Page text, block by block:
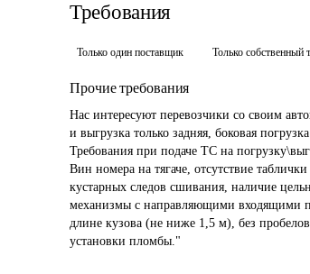
Требования
Только один поставщик Только собственный
Прочие требования
Нас интересуют перевозчики со своим
и выгрузка только задняя, боковая
Требования при подаче ТС на
Вин номера на тягаче, отсутствие
кустарных следов сшивания, наличие
механизмы с направляющими входящими
длине кузова (не ниже 1,5 м), без